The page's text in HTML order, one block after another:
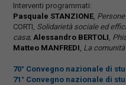
Interventi programmati:
Pasquale STANZIONE,
CORTI, Solidarietà sociale ed
casa; Alessandro BERTOLI,
Matteo MANFREDI, La
70° Convegno nazionale di
71° Convegno nazionale di